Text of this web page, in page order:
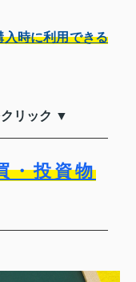
時に利用できる
リック ▼
・投資物